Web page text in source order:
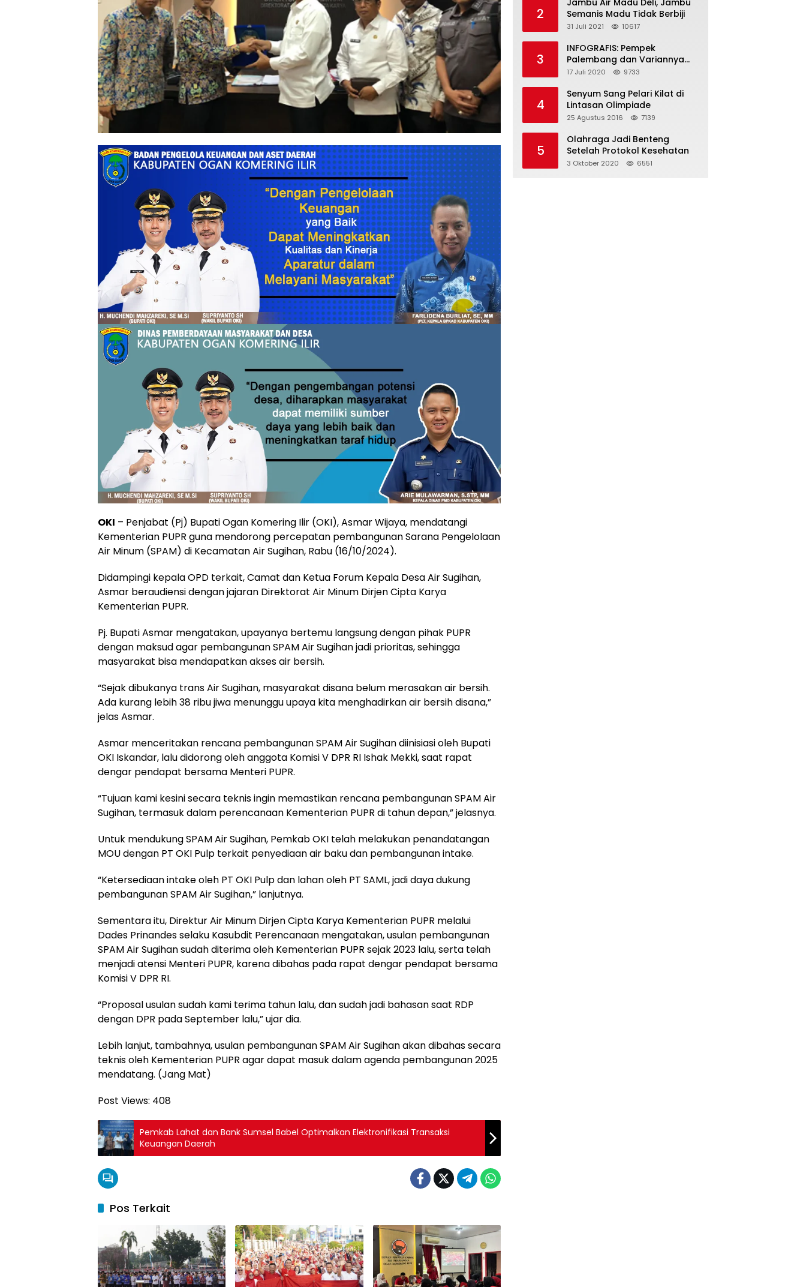
OKI – Penjabat (Pj) Bupati Ogan Komering Ilir (OKI), Asmar Wijaya, mendatangi
Kementerian PUPR guna mendorong percepatan pembangunan Sarana Pengelolaan
Air Minum (SPAM) di Kecamatan Air Sugihan, Rabu (16/10/2024).
Didampingi kepala OPD terkait, Camat dan Ketua Forum Kepala Desa Air Sugihan,
Asmar beraudiensi dengan jajaran Direktorat Air Minum Dirjen Cipta Karya
Kementerian PUPR.
Pj. Bupati Asmar mengatakan, upayanya bertemu langsung dengan pihak PUPR
dengan maksud agar pembangunan SPAM Air Sugihan jadi prioritas, sehingga
masyarakat bisa mendapatkan akses air bersih.
“Sejak dibukanya trans Air Sugihan, masyarakat disana belum merasakan air bersih.
Ada kurang lebih 38 ribu jiwa menunggu upaya kita menghadirkan air bersih disana,”
jelas Asmar.
Asmar menceritakan rencana pembangunan SPAM Air Sugihan diinisiasi oleh Bupati
OKI Iskandar, lalu didorong oleh anggota Komisi V DPR RI Ishak Mekki, saat rapat
dengar pendapat bersama Menteri PUPR.
“Tujuan kami kesini secara teknis ingin memastikan rencana pembangunan SPAM Air
Sugihan, termasuk dalam perencanaan Kementerian PUPR di tahun depan,” jelasnya.
Untuk mendukung SPAM Air Sugihan, Pemkab OKI telah melakukan penandatangan
MOU dengan PT OKI Pulp terkait penyediaan air baku dan pembangunan intake.
“Ketersediaan intake oleh PT OKI Pulp dan lahan oleh PT SAML, jadi daya dukung
pembangunan SPAM Air Sugihan,” lanjutnya.
Sementara itu, Direktur Air Minum Dirjen Cipta Karya Kementerian PUPR melalui
Dades Prinandes selaku Kasubdit Perencanaan mengatakan, usulan pembangunan
SPAM Air Sugihan sudah diterima oleh Kementerian PUPR sejak 2023 lalu, serta telah
menjadi atensi Menteri PUPR, karena dibahas pada rapat dengar pendapat bersama
Komisi V DPR RI.
“Proposal usulan sudah kami terima tahun lalu, dan sudah jadi bahasan saat RDP
dengan DPR pada September lalu,” ujar dia.
Lebih lanjut, tambahnya, usulan pembangunan SPAM Air Sugihan akan dibahas secara
teknis oleh Kementerian PUPR agar dapat masuk dalam agenda pembangunan 2025
mendatang. (Jang Mat)
Post Views: 408
Pemkab Lahat dan Bank Sumsel Babel Optimalkan Elektronifikasi Transaksi
Keuangan Daerah
Pos Terkait
2
Jambu Air Madu Deli, Jambu
Semanis Madu Tidak Berbiji
31 Juli 2021 10617
3
INFOGRAFIS: Pempek
Palembang dan Variannya
yang Melegenda
17 Juli 2020 9733
4
Senyum Sang Pelari Kilat di
Lintasan Olimpiade
25 Agustus 2016 7139
5
Olahraga Jadi Benteng
Setelah Protokol Kesehatan
3 Oktober 2020 6551